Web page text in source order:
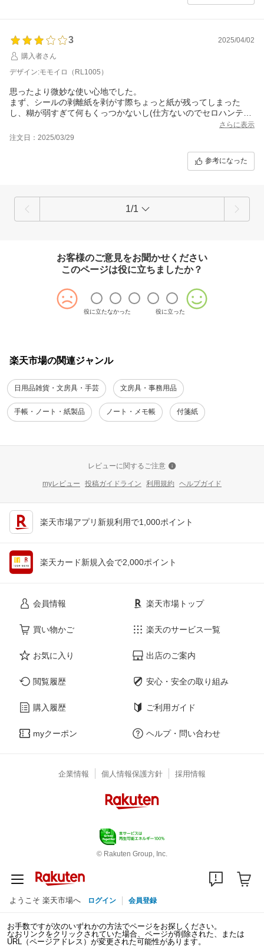
3
2025/04/02
購入者さん
デザイン:モモイロ（RL1005）
思ったより微妙な使い心地でした。
まず、シールの剥離紙を剥がす際ちょっと紙が残ってしまった
し、糊が弱すぎて何もくっつかないし(仕方ないのでセロハンテー
プで留めちゃいました)、素材が弱いので頻繁にページをめくるよ
うなものに使用すると外れちゃうと思います。
さらに表示
注文日：2025/03/29
参考になった
1/1
お客様のご意見をお聞かせください
このページは役に立ちましたか？
役に立たなかった 役に立った
楽天市場の関連ジャンル
日用品雑貨・文房具・手芸 文房具・事務用品
手帳・ノート・紙製品 ノート・メモ帳 付箋紙
レビューに関するご注意
myレビュー 投稿ガイドライン 利用規約 ヘルプガイド
楽天市場アプリ新規利用で1,000ポイント
楽天カード新規入会で2,000ポイント
会員情報
買い物かご
お気に入り
閲覧履歴
購入履歴
myクーポン
楽天市場トップ
楽天のサービス一覧
出店のご案内
安心・安全の取り組み
ご利用ガイド
ヘルプ・問い合わせ
企業情報 個人情報保護方針 採用情報
© Rakuten Group, Inc.
ようこそ 楽天市場へ ログイン 会員登録
お手数ですが次のいずれかの方法でページをお探しください。
なおリンクをクリックされていた場合、ページが削除された、または
URL（ページアドレス）が変更された可能性があります。